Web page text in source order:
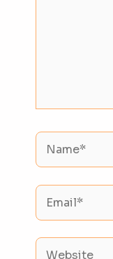
Name*
Email*
Website